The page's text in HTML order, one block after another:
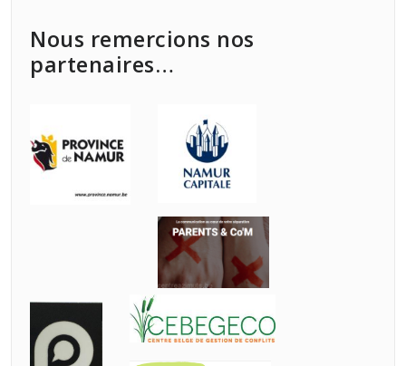
Nous remercions nos
partenaires…